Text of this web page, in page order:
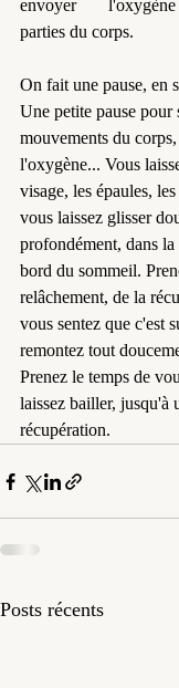
envoyer 	l'oxygène dans toutes les
parties du corps.
On fait une pause, en
Une petite pause pour
mouvements du
l'oxygène... Vous
visage, les épaules,
vous laissez glisser
profondément, dans la
bord du sommeil.
relâchement, de la
vous sentez que c'est
remontez tout
Prenez le temps de
laissez bailler, jusqu'à
récupération.
Posts récents